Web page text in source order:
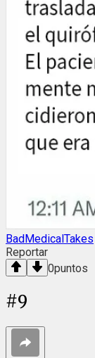
BadMedicalTakes
Reportar
0puntos
#9